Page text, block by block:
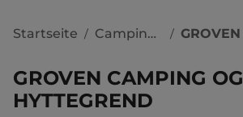
Startseite / Campingplätze /
GROVEN CAMPING OG
HYTTEGREND